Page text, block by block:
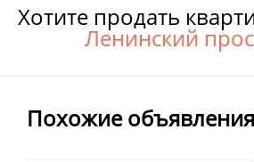
Похожие объявления
Хотите продать
Ленинский